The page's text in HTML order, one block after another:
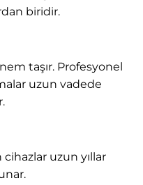
biridir.
taşır. Profesyonel
uzun vadede
uzun yıllar